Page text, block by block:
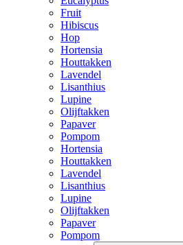
Fruit
Hibiscus
Hop
Hortensia
Houttakken
Lavendel
Lisanthius
Lupine
Olijftakken
Papaver
Pompom
Hortensia
Houttakken
Lavendel
Lisanthius
Lupine
Olijftakken
Papaver
Pompom